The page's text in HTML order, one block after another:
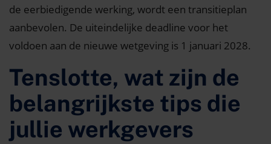
de eerbiedigende werking, wordt een transitieplan
aanbevolen. De uiteindelijke deadline voor het
voldoen aan de nieuwe wetgeving is 1 januari 2028.
Tenslotte, wat zijn de
belangrijkste tips die
jullie werkgevers